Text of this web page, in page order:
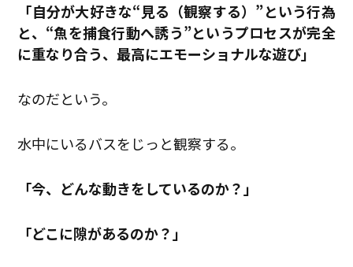
「自分が大好きな“見る（観察する）”という行為
と、“魚を捕食行動へ誘う”というプロセスが完全
に重なり合う、最高にエモーショナルな遊び」
なのだという。
水中にいるバスをじっと観察する。
「今、どんな動きをしているのか？」
「どこに隙があるのか？」